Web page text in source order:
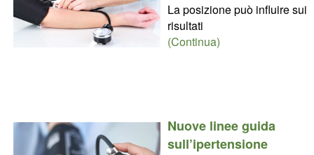
La posizione può influire sui
risultati
(Continua)
Nuove linee guida
sull’ipertensione